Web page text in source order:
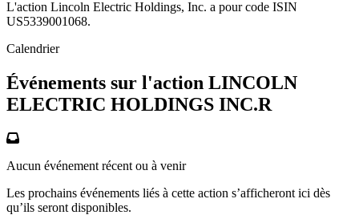
L'action Lincoln Electric Holdings, Inc. a pour code ISIN
US5339001068.
Calendrier
Événements sur l'action LINCOLN
ELECTRIC HOLDINGS INC.R
Aucun événement récent ou à venir
Les prochains événements liés à cette action s’afficheront ici dès
qu’ils seront disponibles.